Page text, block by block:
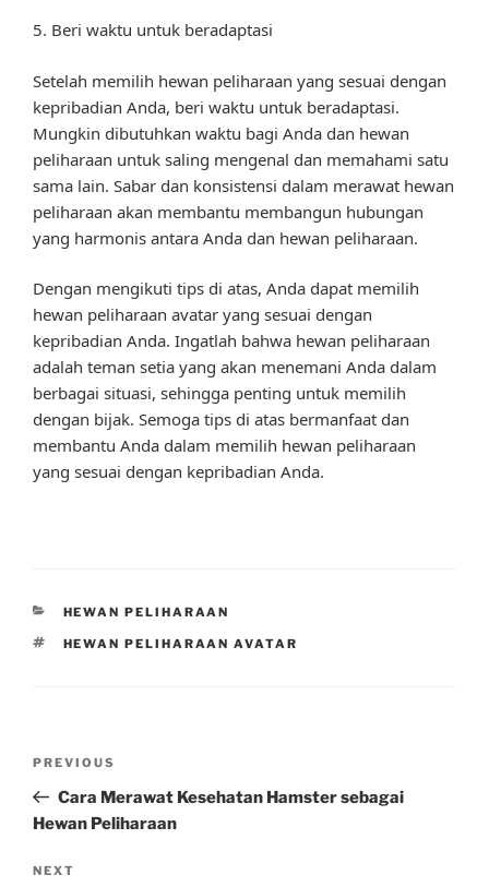
5. Beri waktu untuk beradaptasi
Setelah memilih hewan peliharaan yang sesuai dengan
kepribadian Anda, beri waktu untuk beradaptasi.
Mungkin dibutuhkan waktu bagi Anda dan hewan
peliharaan untuk saling mengenal dan memahami satu
sama lain. Sabar dan konsistensi dalam merawat hewan
peliharaan akan membantu membangun hubungan
yang harmonis antara Anda dan hewan peliharaan.
Dengan mengikuti tips di atas, Anda dapat memilih
hewan peliharaan avatar yang sesuai dengan
kepribadian Anda. Ingatlah bahwa hewan peliharaan
adalah teman setia yang akan menemani Anda dalam
berbagai situasi, sehingga penting untuk memilih
dengan bijak. Semoga tips di atas bermanfaat dan
membantu Anda dalam memilih hewan peliharaan
yang sesuai dengan kepribadian Anda.
CATEGORIES
HEWAN PELIHARAAN
TAGS
HEWAN PELIHARAAN AVATAR
Previous
Post
PREVIOUS
Cara Merawat Kesehatan Hamster sebagai
Hewan Peliharaan
Next
NEXT